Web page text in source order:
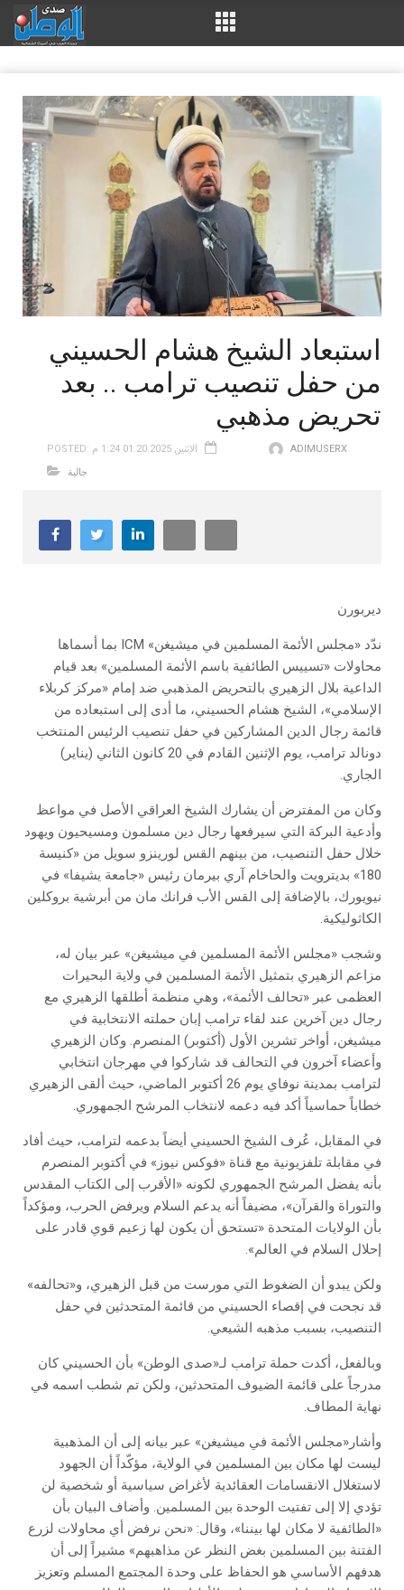
استبعاد الشيخ هشام الحسيني
من حفل تنصيب ترامب .. بعد
تحريض مذهبي
POSTED: الإثنين 01.20.2025 1:24 م
ADIMUSERX
جالية
ديربورن
ندّد «مجلس الأئمة المسلمين في ميشيغن» ICM بما أسماها
محاولات «تسييس الطائفية باسم الأئمة المسلمين» بعد قيام
الداعية بلال الزهيري بالتحريض المذهبي ضد إمام «مركز كربلاء
الإسلامي»، الشيخ هشام الحسيني، ما أدى إلى استبعاده من
قائمة رجال الدين المشاركين في حفل تنصيب الرئيس المنتخب
دونالد ترامب، يوم الإثنين القادم في 20 كانون الثاني (يناير)
الجاري.
وكان من المفترض أن يشارك الشيخ العراقي الأصل في مواعظ
وأدعية البركة التي سيرفعها رجال دين مسلمون ومسيحيون ويهود
خلال حفل التنصيب، من بينهم القس لورينزو سويل من «كنيسة
180» بديترويت والحاخام آري بيرمان رئيس «جامعة يشيفا» في
نيويورك، بالإضافة إلى القس الأب فرانك مان من أبرشية بروكلين
الكاثوليكية.
وشجب «مجلس الأئمة المسلمين في ميشيغن» عبر بيان له،
مزاعم الزهيري بتمثيل الأئمة المسلمين في ولاية البحيرات
العظمى عبر «تحالف الأئمة»، وهي منظمة أطلقها الزهيري مع
رجال دين آخرين عند لقاء ترامب إبان حملته الانتخابية في
ميشيغن، أواخر تشرين الأول (أكتوبر) المنصرم. وكان الزهيري
وأعضاء آخرون في التحالف قد شاركوا في مهرجان انتخابي
لترامب بمدينة نوفاي يوم 26 أكتوبر الماضي، حيث ألقى الزهيري
خطاباً حماسياً أكد فيه دعمه لانتخاب المرشح الجمهوري.
في المقابل، عُرف الشيخ الحسيني أيضاً بدعمه لترامب، حيث أفاد
في مقابلة تلفزيونية مع قناة «فوكس نيوز» في أكتوبر المنصرم
بأنه يفضل المرشح الجمهوري لكونه «الأقرب إلى الكتاب المقدس
والتوراة والقرآن»، مضيفاً أنه يدعم السلام ويرفض الحرب، ومؤكداً
بأن الولايات المتحدة «تستحق أن يكون لها زعيم قوي قادر على
إحلال السلام في العالم».
ولكن يبدو أن الضغوط التي مورست من قبل الزهيري، و«تحالفه»
قد نجحت في إقصاء الحسيني من قائمة المتحدثين في حفل
التنصيب، بسبب مذهبه الشيعي.
وبالفعل، أكدت حملة ترامب لـ«صدى الوطن» بأن الحسيني كان
مدرجاً على قائمة الضيوف المتحدثين، ولكن تم شطب اسمه في
نهاية المطاف.
وأشار«مجلس الأئمة في ميشيغن» عبر بيانه إلى أن المذهبية
ليست لها مكان بين المسلمين في الولاية، مؤكّداً أن الجهود
لاستغلال الانقسامات العقائدية لأغراض سياسية أو شخصية لن
تؤدي إلا إلى تفتيت الوحدة بين المسلمين. وأضاف البيان بأن
«الطائفية لا مكان لها بيننا»، وقال: «نحن نرفض أي محاولات لزرع
الفتنة بين المسلمين بغض النظر عن مذاهبهم» مشيراً إلى أن
هدفهم الأساسي هو الحفاظ على وحدة المجتمع المسلم وتعزيز